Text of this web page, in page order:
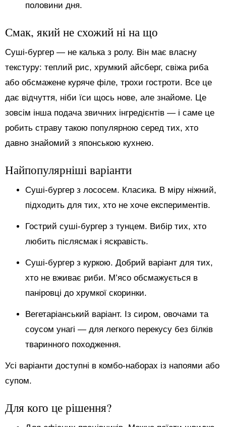
половини дня.
Смак, який не схожий ні на що
Суші-бургер — не калька з ролу. Він має власну
текстуру: теплий рис, хрумкий айсберг, свіжа риба
або обсмажене куряче філе, трохи гостроти. Все це
дає відчуття, ніби їси щось нове, але знайоме. Це
зовсім інша подача звичних інгредієнтів — і саме це
робить страву такою популярною серед тих, хто
давно знайомий з японською кухнею.
Найпопулярніші варіанти
Суші-бургер з лососем. Класика. В міру ніжний,
підходить для тих, хто не хоче експериментів.
Гострий суші-бургер з тунцем. Вибір тих, хто
любить післясмак і яскравість.
Суші-бургер з куркою. Добрий варіант для тих,
хто не вживає риби. М’ясо обсмажується в
паніровці до хрумкої скоринки.
Вегетаріанський варіант. Із сиром, овочами та
соусом унагі — для легкого перекусу без білків
тваринного походження.
Усі варіанти доступні в комбо-наборах із напоями або
супом.
Для кого це рішення?